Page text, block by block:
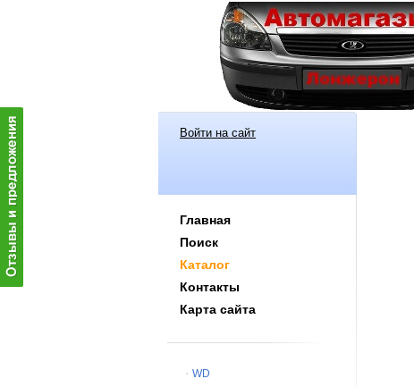
Войти на сайт
Главная
Поиск
Каталог
Контакты
Карта сайта
WD